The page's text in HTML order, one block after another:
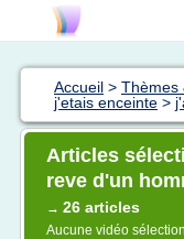
Accueil > Thèmes
j'etais enceinte >
Articles
reve d'un
→ 26 articles
Aucune vidéo